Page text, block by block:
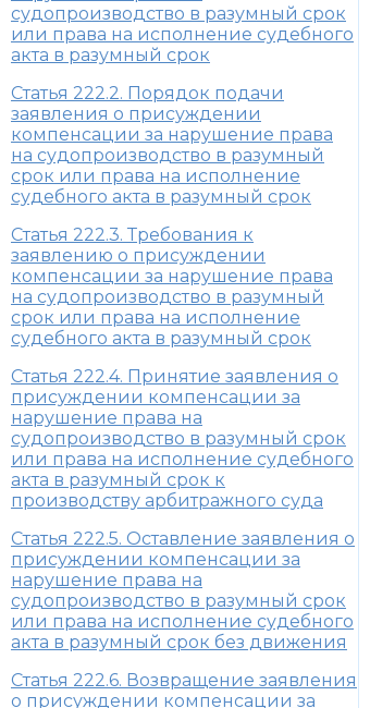
судопроизводство в разумный срок
или права на исполнение судебного
акта в разумный срок
Статья 222.2. Порядок подачи
заявления о присуждении
компенсации за нарушение права
на судопроизводство в разумный
срок или права на исполнение
судебного акта в разумный срок
Статья 222.3. Требования к
заявлению о присуждении
компенсации за нарушение права
на судопроизводство в разумный
срок или права на исполнение
судебного акта в разумный срок
Статья 222.4. Принятие заявления о
присуждении компенсации за
нарушение права на
судопроизводство в разумный срок
или права на исполнение судебного
акта в разумный срок к
производству арбитражного суда
Статья 222.5. Оставление заявления о
присуждении компенсации за
нарушение права на
судопроизводство в разумный срок
или права на исполнение судебного
акта в разумный срок без движения
Статья 222.6. Возвращение заявления
о присуждении компенсации за